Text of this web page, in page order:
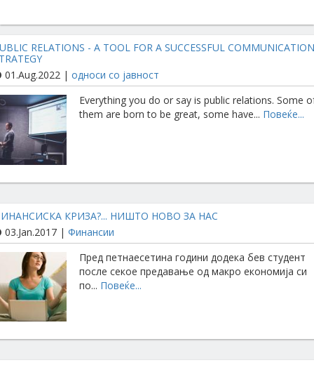
RELATIONS - A TOOL FOR A SUCCESSFUL COMMUNICATION
01.Aug.2022 | односи со јавност
Everything you do or say is public relations. Some
them are born to be great, some have... Повеќе...
КРИЗА?... НИШТО НОВО ЗА НАС
03.Jan.2017 | Финансии
Пред петнаесетина години додека бев студент
после секое предавање од макро економија си
по... Повеќе...